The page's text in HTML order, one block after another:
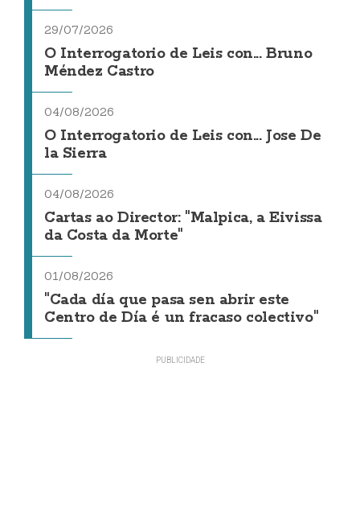
29/07/2026
O Interrogatorio de Leis con... Bruno
Méndez Castro
04/08/2026
O Interrogatorio de Leis con... Jose De
la Sierra
04/08/2026
Cartas ao Director: "Malpica, a Eivissa
da Costa da Morte"
01/08/2026
"Cada día que pasa sen abrir este
Centro de Día é un fracaso colectivo"